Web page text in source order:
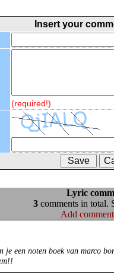
Insert your
(required!)
Lyric
3comments in total.
Add comment
je een noten boek van marco